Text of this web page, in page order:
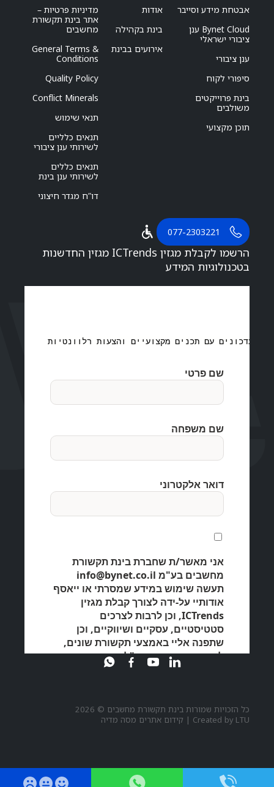
אבטחת מידע וסייבר
Bynet Cloud ענן
ציבורי ישראלי
ענן ציבורי
סיפורי לקוח
בינת פרוייקטים
משולבים
תוכן מקצועי
אודות
בינת בקהילה
אירועים בבינת
מדיניות פרטיות –
אתר בינת תקשורת
מחשבים
General Terms &
Conditions
Quality Policy
Conflict Minerals
תנאי שימוש
תנאים כלליים
לשירותי ענן ציבורי
תנאים כללים
לשירותי ענן בינת
דו”ח מגדר חיצוני
077-2303221
הרשמו לקבלת מגזין ICTrends מגזין החדשנות
בטכנולוגיות המידע
כל הזכויות שמורות בינת תקשורת מחשבים © 2026
Created by LTU
| קידום אתרים מסה מדיה